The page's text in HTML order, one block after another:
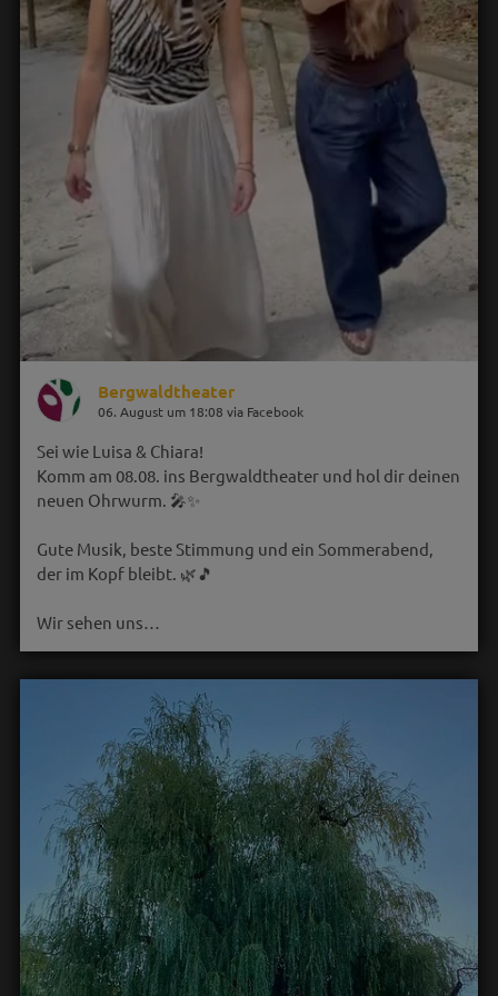
Bergwaldtheater
06. August um 18:08 via Facebook
Sei wie Luisa & Chiara!
Komm am 08.08. ins Bergwaldtheater und hol dir deinen
neuen Ohrwurm. 🎤✨
Gute Musik, beste Stimmung und ein Sommerabend,
der im Kopf bleibt. 🌿🎵
Wir sehen uns…